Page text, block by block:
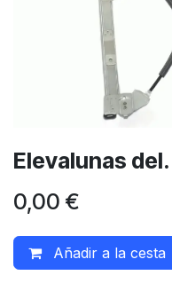
Elevalunas
0,00 €
Añadir a la cesta